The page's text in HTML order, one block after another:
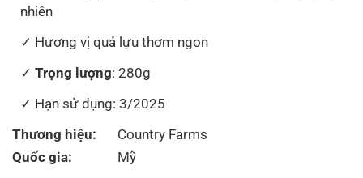
nhiên
Hương vị quả lựu thơm ngon
Trọng lượng: 280g
Hạn sử dụng: 3/2025
Thương hiệu:
Country Farms
Quốc gia:
Mỹ